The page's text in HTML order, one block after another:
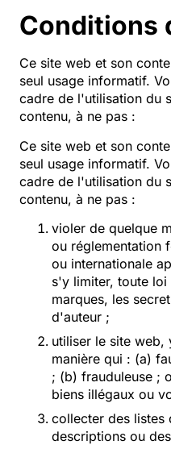
Conditions
Ce site web et son
seul usage informatif.
cadre de l'utilisation du
contenu, à ne pas :
Ce site web et son
seul usage informatif.
cadre de l'utilisation du
contenu, à ne pas :
violer de quelque
ou réglementation
ou internationale
s'y limiter, toute loi
marques, les
d'auteur ;
utiliser le site web,
manière qui : (a)
; (b) frauduleuse ;
biens illégaux ou
collecter des listes
descriptions ou